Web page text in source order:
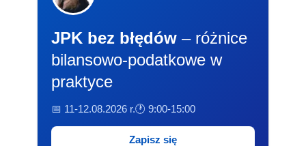
JPK bez błędów – różnice
bilansowo-podatkowe w
praktyce
📅 11-12.08.2026 r.🕐 9:00-15:00
Zapisz się